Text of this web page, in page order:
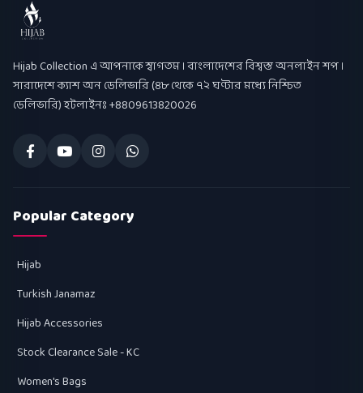
Hijab Collection
Hijab Collection এ আপনাকে স্বাগতম । বাংলাদেশের বিশ্বস্ত অনলাইন শপ ।
সারাদেশে ক্যাশ অন ডেলিভারি (৪৮ থেকে ৭২ ঘণ্টার মধ্যে নিশ্চিত
ডেলিভারি) হটলাইনঃ +8809613820026
Popular Category
Hijab
Turkish Janamaz
Hijab Accessories
Stock Clearance Sale - KC
Women's Bags